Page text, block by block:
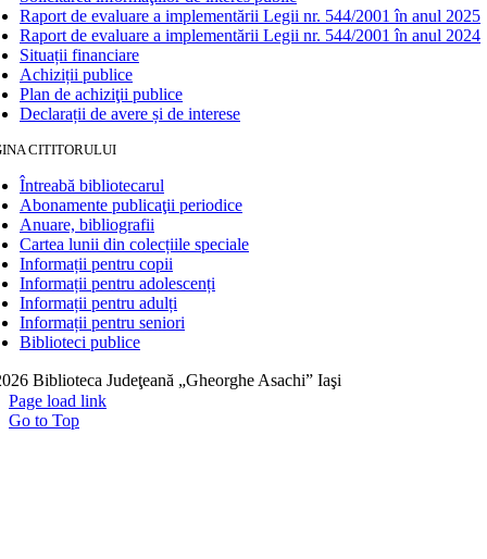
Raport de evaluare a implementării Legii nr. 544/2001 în anul 2025
Raport de evaluare a implementării Legii nr. 544/2001 în anul 2024
Situații financiare
Achiziții publice
Plan de achiziţii publice
Declarații de avere și de interese
CITITORULUI
Întreabă bibliotecarul
Abonamente publicaţii periodice
Anuare, bibliografii
Cartea lunii din colecțiile speciale
Informații pentru copii
Informații pentru adolescenți
Informații pentru adulți
Informații pentru seniori
Biblioteci publice
Biblioteca Judeţeană „Gheorghe Asachi” Iaşi
Page load link
Go to Top